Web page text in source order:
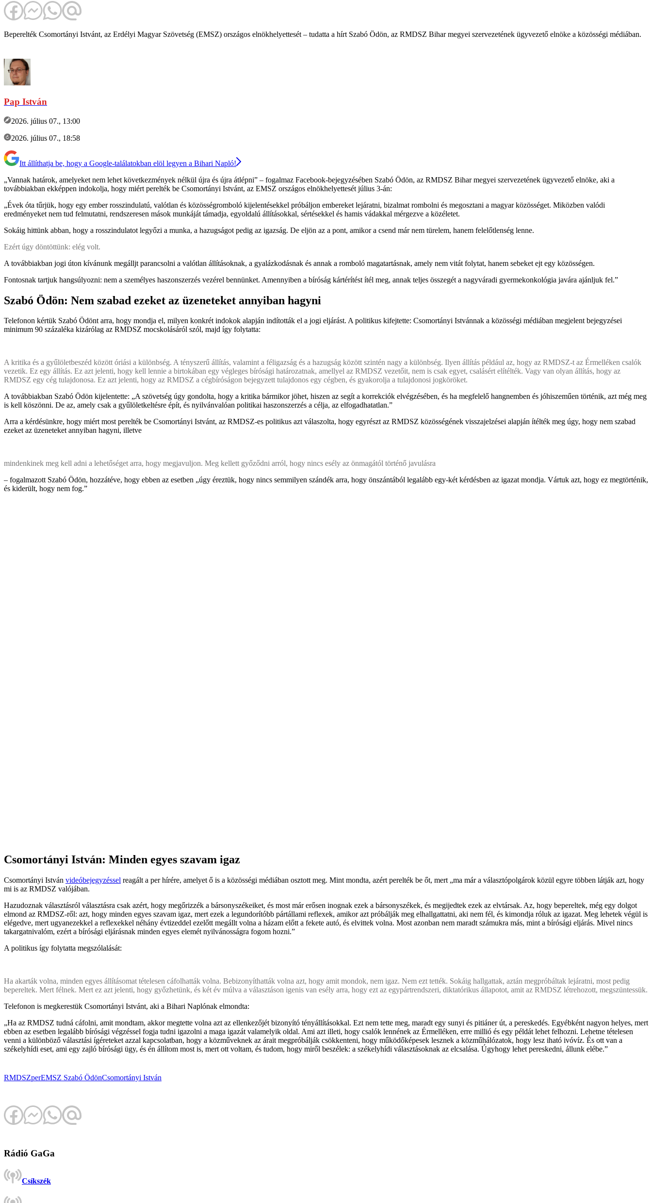
Beperelték Csomortányi Istvánt, az Erdélyi Magyar Szövetség (EMSZ) országos elnökhelyettesét – tudatta a hírt Szabó Ödön, az RMDSZ Bihar megyei szervezetének ügyvezető elnöke a közösségi médiában.
Pap István
2026. július 07., 13:00
2026. július 07., 18:58
Itt állíthatja be, hogy a Google-találatokban elöl legyen a Bihari Napló!
„Vannak határok, amelyeket nem lehet következmények nélkül újra és újra átlépni” – fogalmaz Facebook-bejegyzésében Szabó Ödön, az RMDSZ Bihar megyei szervezetének ügyvezető elnöke, aki a
továbbiakban ekképpen indokolja, hogy miért perelték be Csomortányi Istvánt, az EMSZ országos elnökhelyettesét július 3-án:
„Évek óta tűrjük, hogy egy ember rosszindulatú, valótlan és közösségromboló kijelentésekkel próbáljon embereket lejáratni, bizalmat rombolni és megosztani a magyar közösséget. Miközben valódi
eredményeket nem tud felmutatni, rendszeresen mások munkáját támadja, egyoldalú állításokkal, sértésekkel és hamis vádakkal mérgezve a közéletet.
Sokáig hittünk abban, hogy a rosszindulatot legyőzi a munka, a hazugságot pedig az igazság. De eljön az a pont, amikor a csend már nem türelem, hanem felelőtlenség lenne.
Ezért úgy döntöttünk: elég volt.
A továbbiakban jogi úton kívánunk megálljt parancsolni a valótlan állításoknak, a gyalázkodásnak és annak a romboló magatartásnak, amely nem vitát folytat, hanem sebeket ejt egy közösségen.
Fontosnak tartjuk hangsúlyozni: nem a személyes haszonszerzés vezérel bennünket. Amennyiben a bíróság kártérítést ítél meg, annak teljes összegét a nagyváradi gyermekonkológia javára ajánljuk fel.”
Szabó Ödön: Nem szabad ezeket az üzeneteket annyiban hagyni
Telefonon kértük Szabó Ödönt arra, hogy mondja el, milyen konkrét indokok alapján indították el a jogi eljárást. A politikus kifejtette: Csomortányi Istvánnak a közösségi médiában megjelent bejegyzései
minimum 90 százaléka kizárólag az RMDSZ mocskolásáról szól, majd így folytatta:
A kritika és a gyűlöletbeszéd között óriási a különbség. A tényszerű állítás, valamint a féligazság és a hazugság között szintén nagy a különbség. Ilyen állítás például az, hogy az RMDSZ-t az Érmelléken csalók
vezetik. Ez egy állítás. Ez azt jelenti, hogy kell lennie a birtokában egy végleges bírósági határozatnak, amellyel az RMDSZ vezetőit, nem is csak egyet, csalásért elítélték. Vagy van olyan állítás, hogy az
RMDSZ egy cég tulajdonosa. Ez azt jelenti, hogy az RMDSZ a cégbíróságon bejegyzett tulajdonos egy cégben, és gyakorolja a tulajdonosi jogköröket.
A továbbiakban Szabó Ödön kijelentette: „A szövetség úgy gondolta, hogy a kritika bármikor jöhet, hiszen az segít a korrekciók elvégzésében, és ha megfelelő hangnemben és jóhiszeműen történik, azt még meg
is kell köszönni. De az, amely csak a gyűlöletkeltésre épít, és nyilvánvalóan politikai haszonszerzés a célja, az elfogadhatatlan.”
Arra a kérdésünkre, hogy miért most perelték be Csomortányi Istvánt, az RMDSZ-es politikus azt válaszolta, hogy egyrészt az RMDSZ közösségének visszajelzései alapján ítélték meg úgy, hogy nem szabad
ezeket az üzeneteket annyiban hagyni, illetve
mindenkinek meg kell adni a lehetőséget arra, hogy megjavuljon. Meg kellett győződni arról, hogy nincs esély az önmagától történő javulásra
– fogalmazott Szabó Ödön, hozzátéve, hogy ebben az esetben „úgy éreztük, hogy nincs semmilyen szándék arra, hogy önszántából legalább egy-két kérdésben az igazat mondja. Vártuk azt, hogy ez megtörténik,
és kiderült, hogy nem fog.”
Csomortányi István: Minden egyes szavam igaz
Csomortányi István videóbejegyzéssel reagált a per hírére, amelyet ő is a közösségi médiában osztott meg. Mint mondta, azért perelték be őt, mert „ma már a választópolgárok közül egyre többen látják azt, hogy
mi is az RMDSZ valójában.
Hazudoznak választásról választásra csak azért, hogy megőrizzék a bársonyszékeiket, és most már erősen inognak ezek a bársonyszékek, és megijedtek ezek az elvtársak. Az, hogy bepereltek, még egy dolgot
elmond az RMDSZ-ről: azt, hogy minden egyes szavam igaz, mert ezek a legundorítóbb pártállami reflexek, amikor azt próbálják meg elhallgattatni, aki nem fél, és kimondja róluk az igazat. Meg lehetek végül is
elégedve, mert ugyanezekkel a reflexekkel néhány évtizeddel ezelőtt megállt volna a házam előtt a fekete autó, és elvittek volna. Most azonban nem maradt számukra más, mint a bírósági eljárás. Mivel nincs
takargatnivalóm, ezért a bírósági eljárásnak minden egyes elemét nyilvánosságra fogom hozni.”
A politikus így folytatta megszólalását:
Ha akarták volna, minden egyes állításomat tételesen cáfolhatták volna. Bebizonyíthatták volna azt, hogy amit mondok, nem igaz. Nem ezt tették. Sokáig hallgattak, aztán megpróbáltak lejáratni, most pedig
bepereltek. Mert félnek. Mert ez azt jelenti, hogy győzhetünk, és két év múlva a választáson igenis van esély arra, hogy ezt az egypártrendszeri, diktatórikus állapotot, amit az RMDSZ létrehozott, megszüntessük.
Telefonon is megkerestük Csomortányi Istvánt, aki a Bihari Naplónak elmondta:
„Ha az RMDSZ tudná cáfolni, amit mondtam, akkor megtette volna azt az ellenkezőjét bizonyító tényállításokkal. Ezt nem tette meg, maradt egy sunyi és pitiáner út, a pereskedés. Egyébként nagyon helyes, mert
ebben az esetben legalább bírósági végzéssel fogja tudni igazolni a maga igazát valamelyik oldal. Ami azt illeti, hogy csalók lennének az Érmelléken, erre millió és egy példát lehet felhozni. Lehetne tételesen
venni a különböző választási ígéreteket azzal kapcsolatban, hogy a közműveknek az árait megpróbálják csökkenteni, hogy működőképesek lesznek a közműhálózatok, hogy lesz iható ivóvíz. És ott van a
székelyhídi eset, ami egy zajló bírósági ügy, és én állítom most is, mert ott voltam, és tudom, hogy miről beszélek: a székelyhídi választásoknak az elcsalása. Úgyhogy lehet pereskedni, állunk elébe.”
RMDSZperEMSZ Szabó ÖdönCsomortányi István
Rádió GaGa
Csíkszék